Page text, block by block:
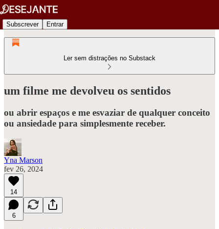
Subscrever Entrar
Ler sem distrações no Substack
um filme me devolveu os sentidos
ou abrir espaços e me esvaziar de qualquer conceito
ou ansiedade para simplesmente receber.
Yna Marson
fev 26, 2024
14
6